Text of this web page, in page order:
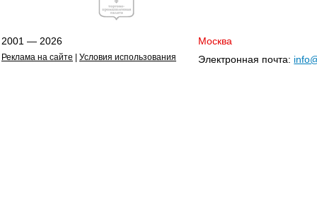
2001 — 2026
Реклама на сайте Условия использования
Москва
Электронная почта: